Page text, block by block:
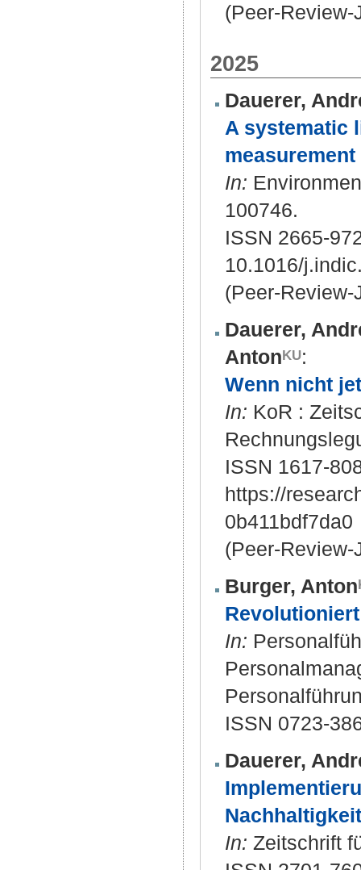
(Peer-Review-
2025
Dauerer,
A systematic
In:
100746.
ISSN 2665-
10.1016/
(Peer-Review-
Dauerer,
Anton
:
Wenn nicht
In: KoR :
ISSN 1617-
https://
0b411bdf7da0
(Peer-Review-
Burger, Anton
In:
ISSN 0723-
Dauerer,
In: Zeitschrift